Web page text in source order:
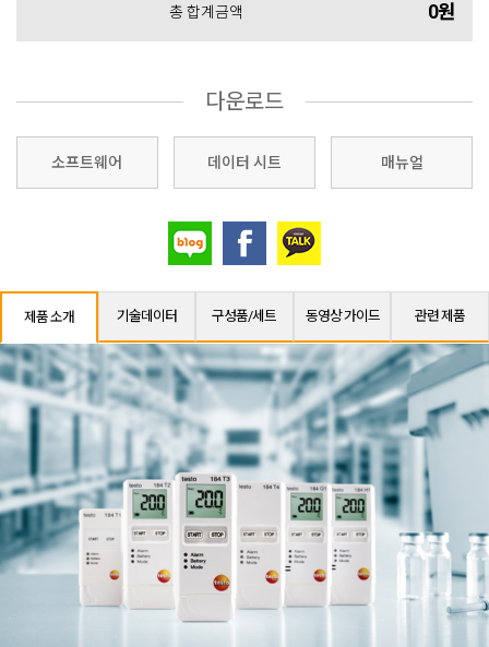
다운로드
소프트웨어 데이터 시트 매뉴얼
총 합계금액 0원
제품 소개 기술데이터 구성품/세트 동영상 가이드 관련 제품